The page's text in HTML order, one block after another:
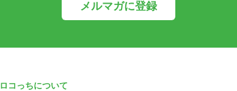
メルマガに登録
ロコっちについて